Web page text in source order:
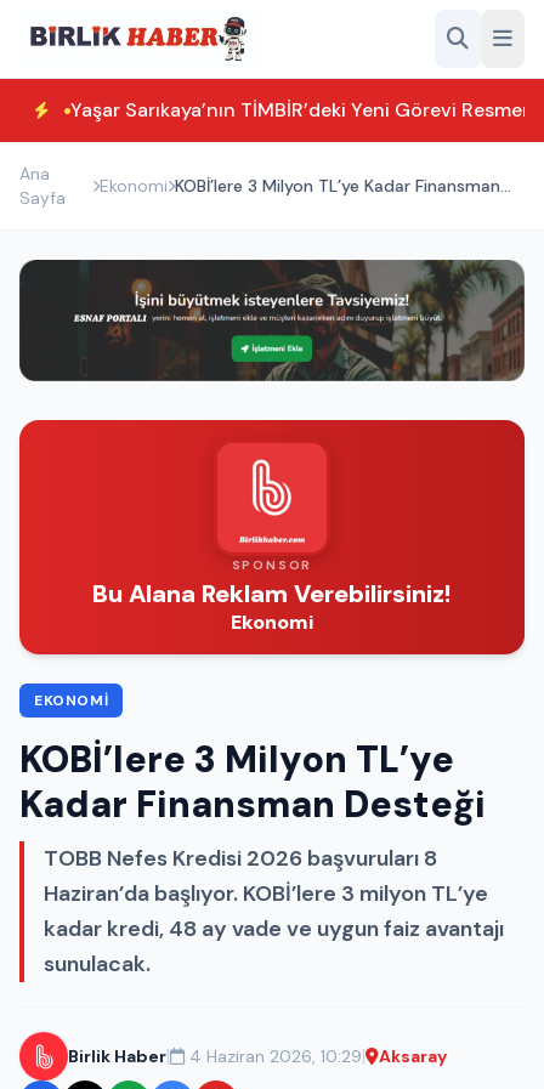
Yaşar Sarıkaya’nın TİMBİR’deki Yeni Görevi
Ana
Sayfa
Ekonomi KOBİ’lere 3 Milyon TL’ye Kadar Finansman
SPONSOR
Bu Alana Reklam Verebilirsiniz!
Ekonomi
EKONOMI
KOBİ’lere 3 Milyon TL’ye
Kadar Finansman Desteği
TOBB Nefes Kredisi 2026 başvuruları 8
Haziran’da başlıyor. KOBİ’lere 3 milyon TL’ye
kadar kredi, 48 ay vade ve uygun faiz avantajı
sunulacak.
Birlik Haber| 4 Haziran 2026, 10:29| Aksaray